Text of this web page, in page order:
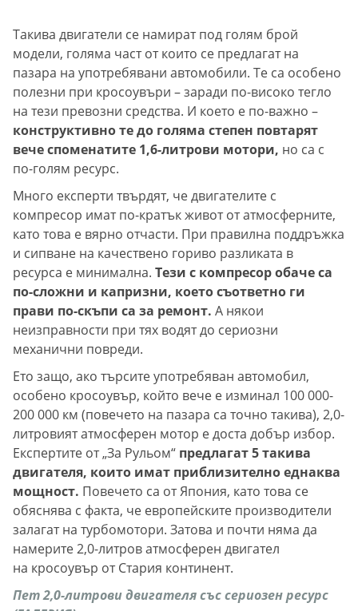
Такива двигатели се намират под голям брой
модели, голяма част от които се предлагат на
пазара на употребявани автомобили. Те са особено
полезни при кросоувъри – заради по-високо тегло
на тези превозни средства. И което е по-важно –
конструктивно те до голяма степен повтарят
вече споменатите 1,6-литрови мотори, но са с
по-голям ресурс.
Много експерти твърдят, че двигателите с
компресор имат по-кратък живот от атмосферните,
като това е вярно отчасти. При правилна поддръжка
и сипване на качествено гориво разликата в
ресурса е минимална. Тези с компресор обаче са
по-сложни и капризни, което съответно ги
прави по-скъпи са за ремонт. А някои
неизправности при тях водят до сериозни
механични повреди.
Ето защо, ако търсите употребяван автомобил,
особено кросоувър, който вече е изминал 100 000-
200 000 км (повечето на пазара са точно такива), 2,0-
литровият атмосферен мотор е доста добър избор.
Експертите от „За Рульом“ предлагат 5 такива
двигателя, които имат приблизително еднаква
мощност. Повечето са от Япония, като това се
обяснява с факта, че европейските производители
залагат на турбомотори. Затова и почти няма да
намерите 2,0-литров атмосферен двигател
на кросоувър от Стария континент.
Пет 2,0-литрови двигателя със сериозен ресурс